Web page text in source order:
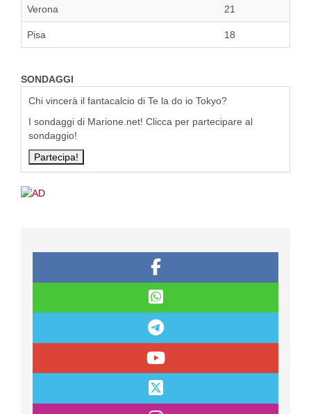
Verona 21
Pisa 18
SONDAGGI
Chi vincerà il fantacalcio di Te la do io Tokyo?
I sondaggi di Marione.net! Clicca per partecipare al
sondaggio!